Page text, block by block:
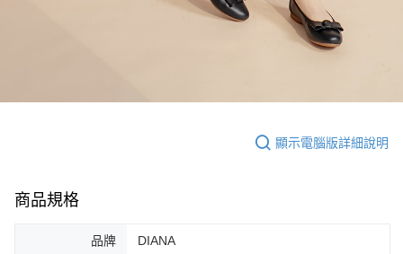
顯示電腦版詳細說明
商品規格
品牌 DIANA